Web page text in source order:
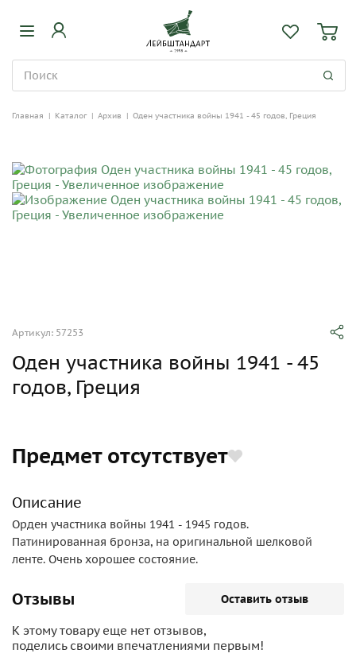
Главная | Каталог | Архив | Оден участника войны 1941 - 45 годов, Греция
Артикул: 57253
Оден участника войны 1941 - 45
годов, Греция
Предмет отсутствует
Описание
Орден участника войны 1941 - 1945 годов.
Патинированная бронза, на оригинальной шелковой
ленте. Очень хорошее состояние.
Отзывы Оставить отзыв
К этому товару еще нет отзывов,
поделись своими впечатлениями первым!